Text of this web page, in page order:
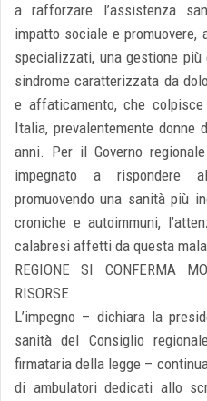
a rafforzare l’assistenza
impatto sociale e promuovere,
specializzati, una gestione
sindrome caratterizzata da
e affaticamento, che
Italia, prevalentemente
anni. Per il Governo
impegnato a rispondere
promuovendo una sanità più
croniche e autoimmuni,
calabresi affetti da questa
REGIONE SI CONFERMA
RISORSE
L’impegno – dichiara la
sanità del Consiglio
firmataria della legge –
di ambulatori dedicati allo